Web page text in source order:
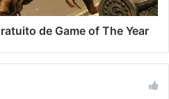
de Game of The Year